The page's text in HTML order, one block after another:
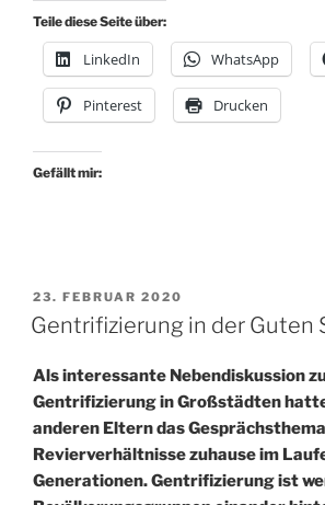
Jahre
Ideation
was
hat
verändert?“
Teile diese Seite über:
LinkedIn WhatsApp
Pinterest Drucken
Gefällt mir:
VERÖFFENTLICHT
AM
23. FEBRUAR 2020
Gentrifizierung in der Guten
Als interessante Nebendiskussion
Gentrifizierung in Großstädten
anderen Eltern das Gesprächsthema
Revierverhältnisse zuhause im
Generationen. Gentrifizierung ist